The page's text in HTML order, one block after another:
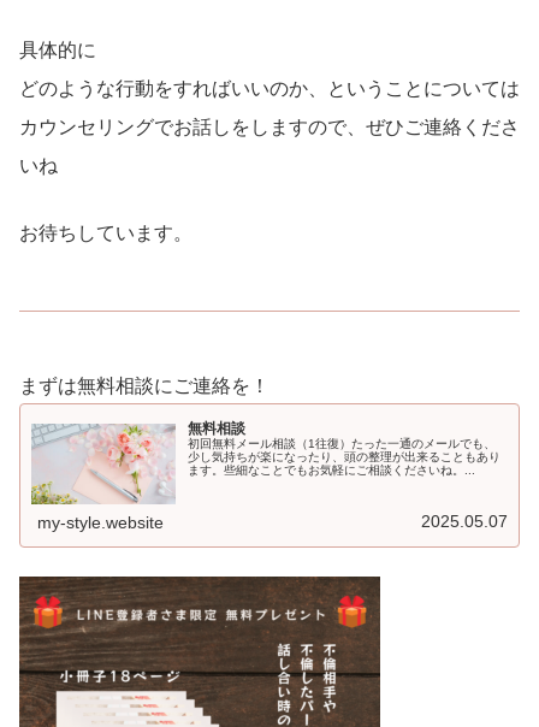
具体的に
どのような行動をすればいいのか、ということについては
カウンセリングでお話しをしますので、ぜひご連絡くださ
いね
お待ちしています。
まずは無料相談にご連絡を！
無料相談
初回無料メール相談（1往復）たった一通のメールでも、
少し気持ちが楽になったり、頭の整理が出来ることもあり
ます。些細なことでもお気軽にご相談くださいね。...
my-style.website 2025.05.07